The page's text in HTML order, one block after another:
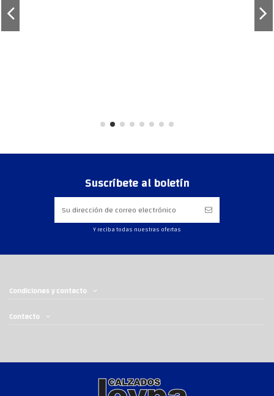
Suscríbete al boletín
Y reciba todas nuestras ofertas
Condiciones y contacto
Contacto